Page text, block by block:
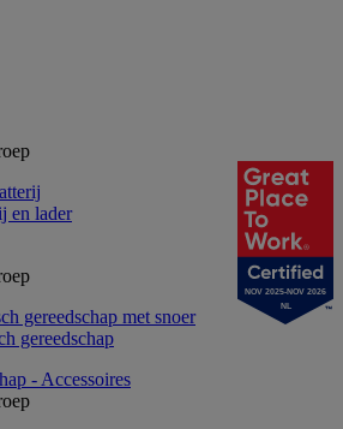
en lader
gereedschap met snoer
gereedschap
- Accessoires
NOV 2025-NOV 2026
NL